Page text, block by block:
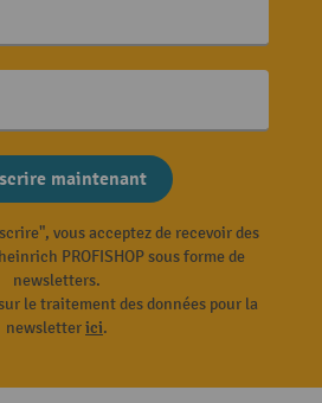
maintenant
vous acceptez de recevoir des
PROFISHOP sous forme de
newsletters.
le traitement des données pour la
newsletterici.